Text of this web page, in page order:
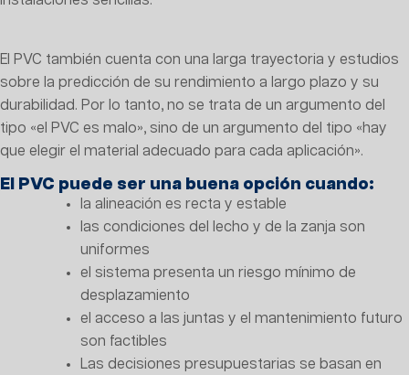
El PVC también cuenta con una larga trayectoria y estudios
sobre la predicción de su rendimiento a largo plazo y su
durabilidad. Por lo tanto, no se trata de un argumento del
tipo «el PVC es malo», sino de un argumento del tipo «hay
que elegir el material adecuado para cada aplicación».
El PVC puede ser una buena opción cuando:
la alineación es recta y estable
las condiciones del lecho y de la zanja son
uniformes
el sistema presenta un riesgo mínimo de
desplazamiento
el acceso a las juntas y el mantenimiento futuro
son factibles
Las decisiones presupuestarias se basan en